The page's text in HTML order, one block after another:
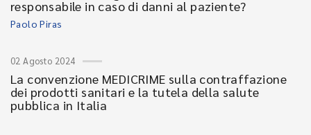
responsabile in caso di danni al paziente?
Paolo Piras
02 Agosto 2024
La convenzione MEDICRIME sulla contraffazione
dei prodotti sanitari e la tutela della salute
pubblica in Italia